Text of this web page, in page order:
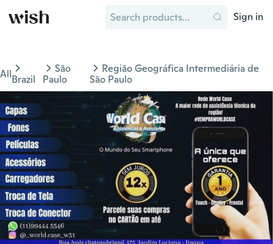
Sign in
AllBrazil
São
Paulo
Região Geográfica Intermediária de
São Paulo